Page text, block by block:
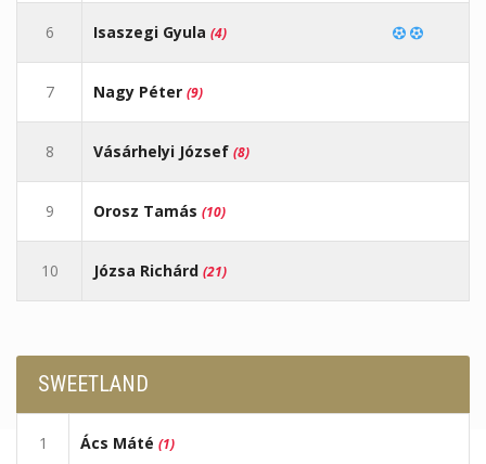
6 Isaszegi Gyula (4)
7 Nagy Péter (9)
8 Vásárhelyi József (8)
9 Orosz Tamás (10)
10 Józsa Richárd (21)
SWEETLAND
1 Ács Máté (1)